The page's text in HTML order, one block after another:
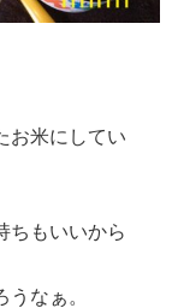
お米にしてい
ちもいいから
なぁ。